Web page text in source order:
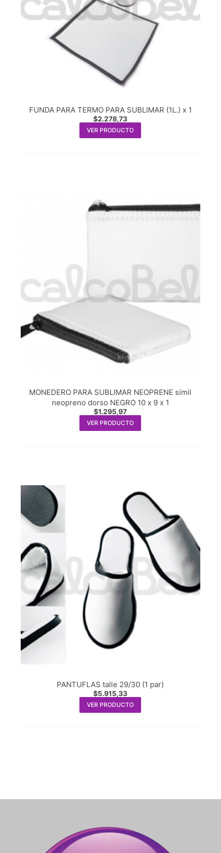
FUNDA PARA TERMO PARA SUBLIMAR (1L.) x 1
$2.278,73
VER PRODUCTO
MONEDERO PARA SUBLIMAR NEOPRENE símil
neopreno dorso NEGRO 10 x 9 x 1
$1.295,97
VER PRODUCTO
PANTUFLAS talle 29/30 (1 par)
$5.915,33
VER PRODUCTO